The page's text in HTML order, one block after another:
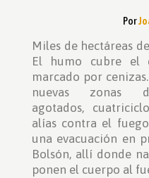
Por
Miles de hectáreas
El humo cubre el
marcado por
nuevas zonas
agotados,
alías contra el
una evacuación en
Bolsón, allí donde
ponen el cuerpo al